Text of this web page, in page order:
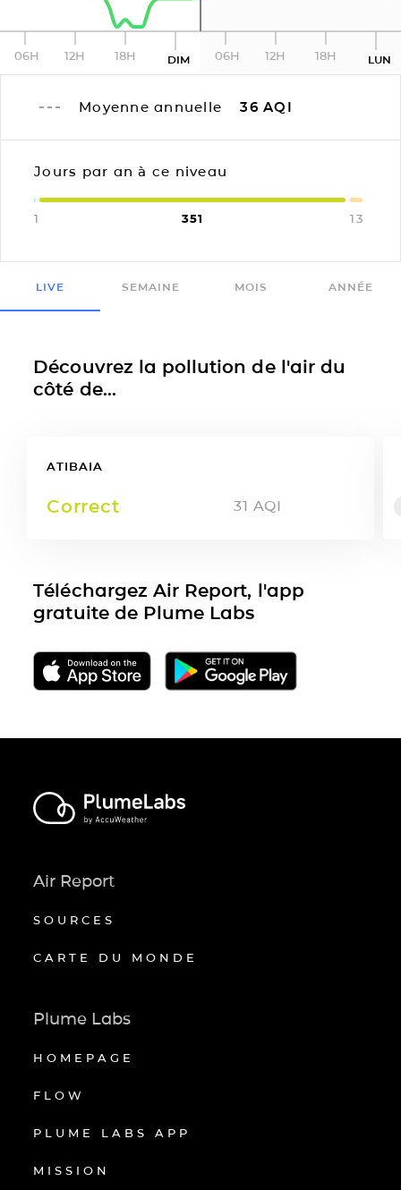
06H 12H 18H DIM 06H 12H 18H LUN
Moyenne annuelle 36 AQI
Jours par an à ce niveau
1 351 13
LIVE SEMAINE MOIS ANNÉE
Découvrez la pollution de l'air du
côté de...
ATIBAIA
Correct 31 AQI
Téléchargez Air Report, l'app
gratuite de Plume Labs
Air Report
SOURCES
CARTE DU MONDE
Plume Labs
HOMEPAGE
FLOW
PLUME LABS APP
MISSION